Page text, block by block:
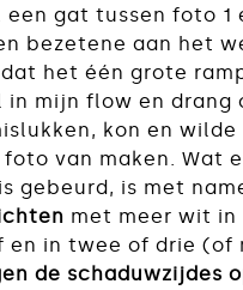
gat tussen foto 1
bezetene aan het
het één grote
in mijn flow en drang
kon en wilde
van maken. Wat
gebeurd, is met
met meer wit in
en in twee of drie (of
de schaduwzijdes